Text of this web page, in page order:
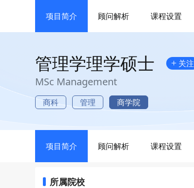
项目简介 顾问解析 课程设置
管理学理学硕士 + 关注
MSc Management
商科 管理 商学院
项目简介 顾问解析 课程设置
所属院校